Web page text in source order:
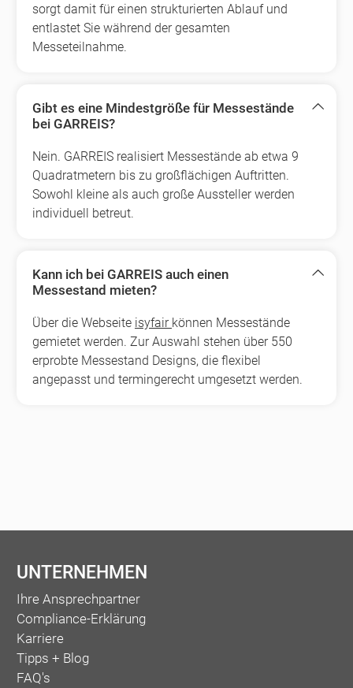
sorgt damit für einen strukturierten Ablauf und
entlastet Sie während der gesamten
Messeteilnahme.
Gibt es eine Mindestgröße für Messestände
bei GARREIS?
Nein. GARREIS realisiert Messestände ab etwa 9
Quadratmetern bis zu großflächigen Auftritten.
Sowohl kleine als auch große Aussteller werden
individuell betreut.
Kann ich bei GARREIS auch einen
Messestand mieten?
Über die Webseite isyfair können Messestände
gemietet werden. Zur Auswahl stehen über 550
erprobte Messestand Designs, die flexibel
angepasst und termingerecht umgesetzt werden.
UNTERNEHMEN
Ihre Ansprechpartner
Compliance-Erklärung
Karriere
Tipps + Blog
FAQ's